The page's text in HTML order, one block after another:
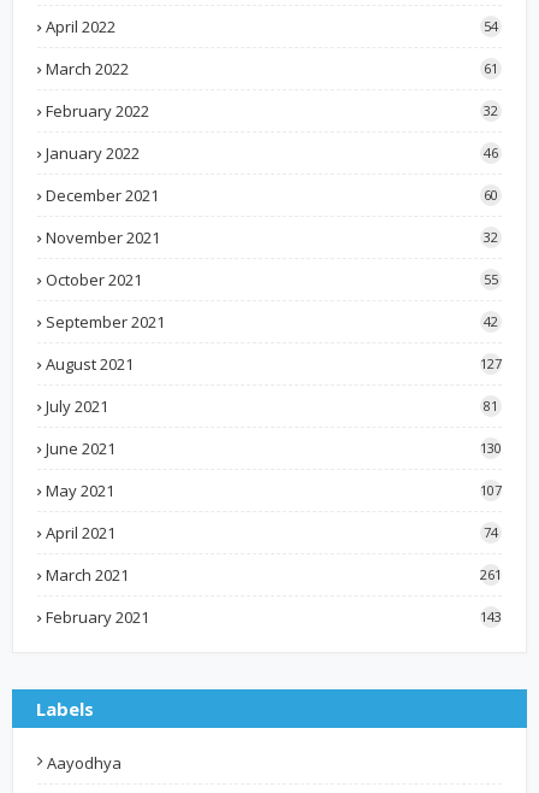
April 2022 54
March 2022 61
February 2022 32
January 2022 46
December 2021 60
November 2021 32
October 2021 55
September 2021 42
August 2021 127
July 2021 81
June 2021 130
May 2021 107
April 2021 74
March 2021 261
February 2021 143
Labels
Aayodhya